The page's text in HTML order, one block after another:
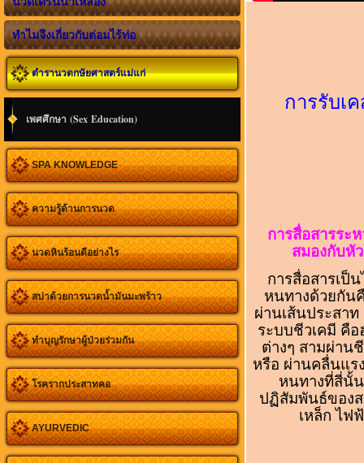
ทำไมจึงเกี่ยวกับต่อมไร้ท่อ
ตำรานวดกษัยศาสตร์แม่แก่
เพศศึกษา (Sex Education)
SPA KNOWLEDGE
ความรู้ด้านการนวด
นวดหินร้อนดีอย่างไร
สปาด้วยการนวดน้ำมันมะพร้าว
ทำบุญรักษาผู้ป่วยร่วมกัน
โรครากประสาทคอ
AYURVEDIC
การรับเ
การสื่อสารระ
สมองกับหั
การสื่อสารเป็
หนทางด้วยกัน
ผ่านเส้นประสาท
ระบบชีวเคมี คื
ต่างๆ สามผ่าน
หรือ ผ่านคลื่นแร
หนทางที่สี่นั้
ปฏิสัมพันธ์ของ
เหล็ก ไฟ